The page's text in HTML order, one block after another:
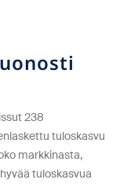
238
tuloskasvu
markkinasta,
tuloskasvua